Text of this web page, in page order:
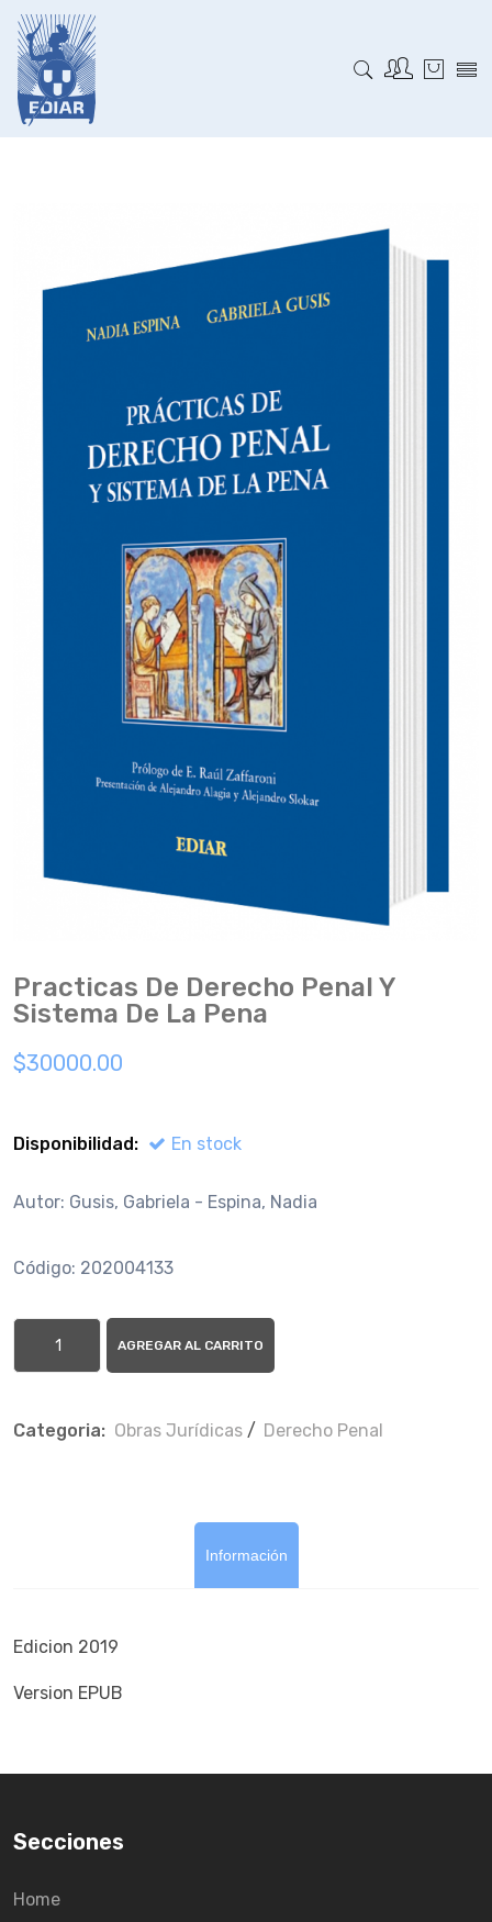
Practicas De Derecho Penal Y
Sistema De La Pena
$30000.00
Disponibilidad: En stock
Autor: Gusis, Gabriela - Espina, Nadia
Código: 202004133
AGREGAR AL CARRITO
Categoria: Obras Jurí­dicas / Derecho Penal
Información
Edicion 2019
Version EPUB
Secciones
Home